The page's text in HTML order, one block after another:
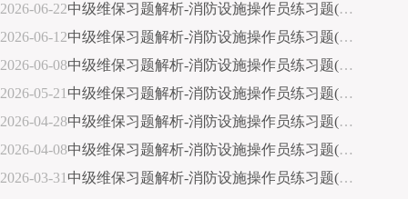
2026-06-22中级维保习题解析-消防设施操作员练习题(29)
2026-06-12中级维保习题解析-消防设施操作员练习题(28)
2026-06-08中级维保习题解析-消防设施操作员练习题(27)
2026-05-21 中级维保习题解析-消防设施操作员练习题(26)
2026-04-28中级维保习题解析-消防设施操作员练习题(25)
2026-04-08中级维保习题解析-消防设施操作员练习题(24)
2026-03-31 中级维保习题解析-消防设施操作员练习题(23)